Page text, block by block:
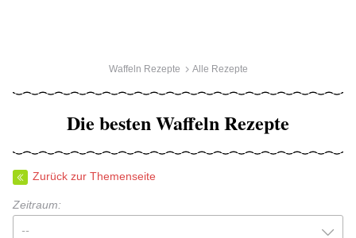
Waffeln Rezepte Alle Rezepte
Die besten Waffeln Rezepte
Zurück zur Themenseite
Zeitraum:
--